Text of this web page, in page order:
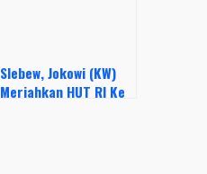
Slebew, Jokowi (KW)
Meriahkan HUT RI Ke